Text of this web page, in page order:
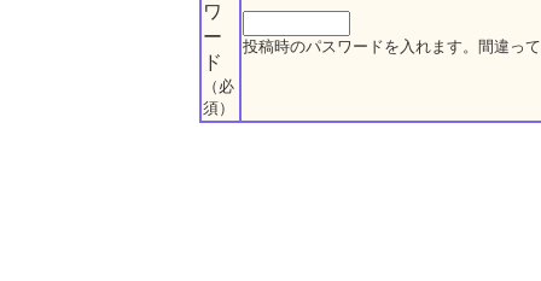
ワ
ー
ド
（必
須）
投稿時のパスワードを入れます。間違っ